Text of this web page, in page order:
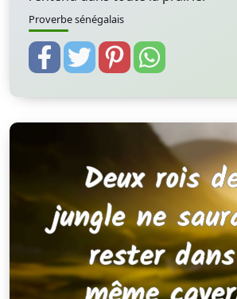
Proverbe sénégalais